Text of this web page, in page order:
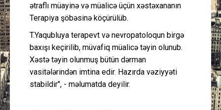
ətraflı müayinə və müalicə üçün xəstəxananın
Terapiya şöbəsinə köçürülüb.
T.Yaqubluya terapevt və nevropatoloqun birgə
baxışı keçirilib, müvafiq müalicə təyin olunub.
Xəstə təyin olunmuş bütün dərman
vasitələrindən imtina edir. Hazırda vəziyyəti
stabildir", - məlumatda deyilir.